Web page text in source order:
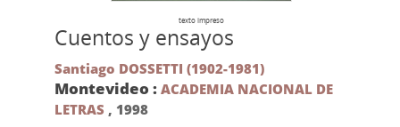
texto impreso
Cuentos y ensayos
Santiago DOSSETTI (1902-1981)
Montevideo : ACADEMIA NACIONAL DE
LETRAS , 1998